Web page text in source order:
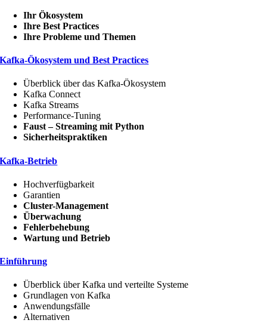
Ihr Ökosystem
Ihre Best Practices
Ihre Probleme und Themen
Kafka-Ökosystem und Best Practices
Überblick über das Kafka-Ökosystem
Kafka Connect
Kafka Streams
Performance-Tuning
Faust – Streaming mit Python
Sicherheitspraktiken
Kafka-Betrieb
Hochverfügbarkeit
Garantien
Cluster-Management
Überwachung
Fehlerbehebung
Wartung und Betrieb
Einführung
Überblick über Kafka und verteilte Systeme
Grundlagen von Kafka
Anwendungsfälle
Alternativen